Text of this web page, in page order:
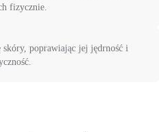
fizycznie.
skóry, poprawiając jej jędrność i